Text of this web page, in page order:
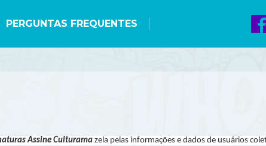
PERGUNTAS FREQUENTES
Assine Culturama zela pelas informações e dados de usuários